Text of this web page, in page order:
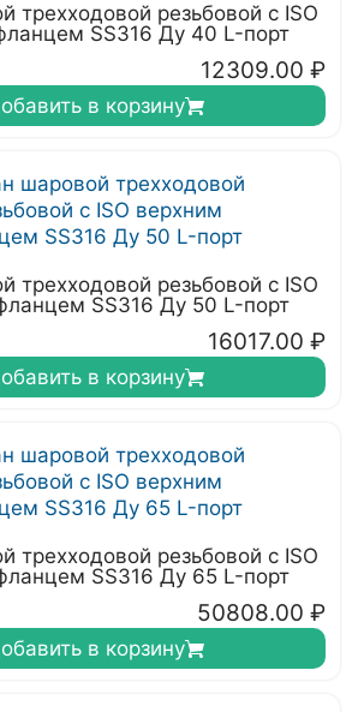
трехходовой резьбовой с ISO
SS316 Ду 40 L-порт
12309.00 ₽
в корзину
трехходовой резьбовой с ISO
SS316 Ду 50 L-порт
16017.00 ₽
в корзину
трехходовой резьбовой с ISO
SS316 Ду 65 L-порт
50808.00 ₽
в корзину